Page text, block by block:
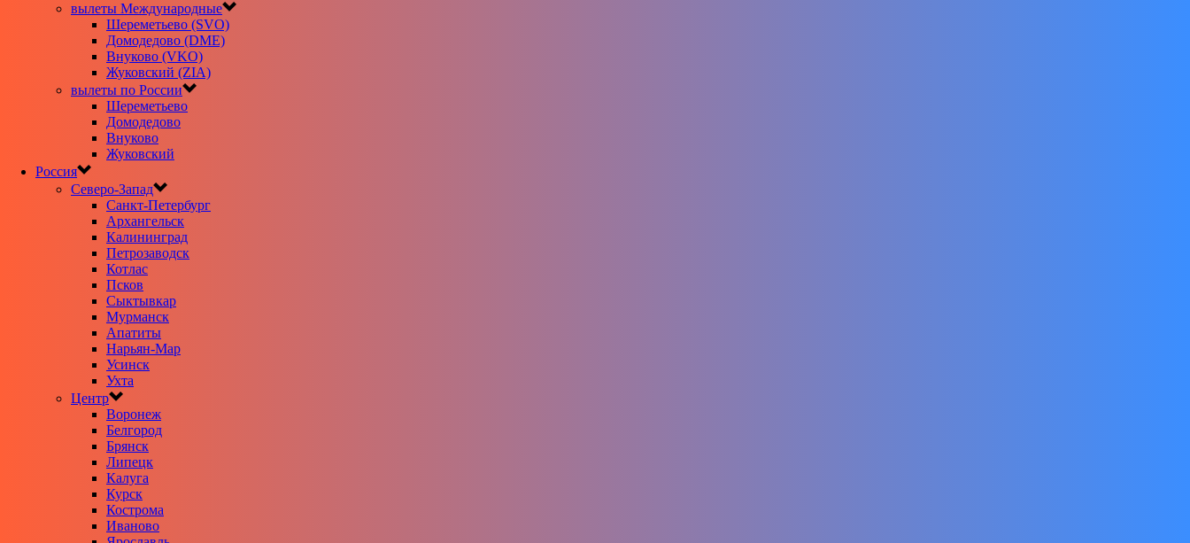
вылеты Международные
Шереметьево (SVO)
Домодедово (DME)
Внуково (VKO)
Жуковский (ZIA)
вылеты по России
Шереметьево
Домодедово
Внуково
Жуковский
Россия
Северо-Запад
Санкт-Петербург
Архангельск
Калининград
Петрозаводск
Котлас
Псков
Сыктывкар
Мурманск
Апатиты
Нарьян-Мар
Усинск
Ухта
Центр
Воронеж
Белгород
Брянск
Липецк
Калуга
Курск
Кострома
Иваново